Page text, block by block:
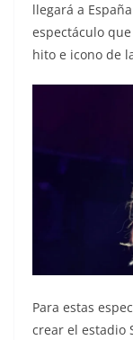
llegará a
espectáculo
hito e icono de
Para estas
crear el estadio